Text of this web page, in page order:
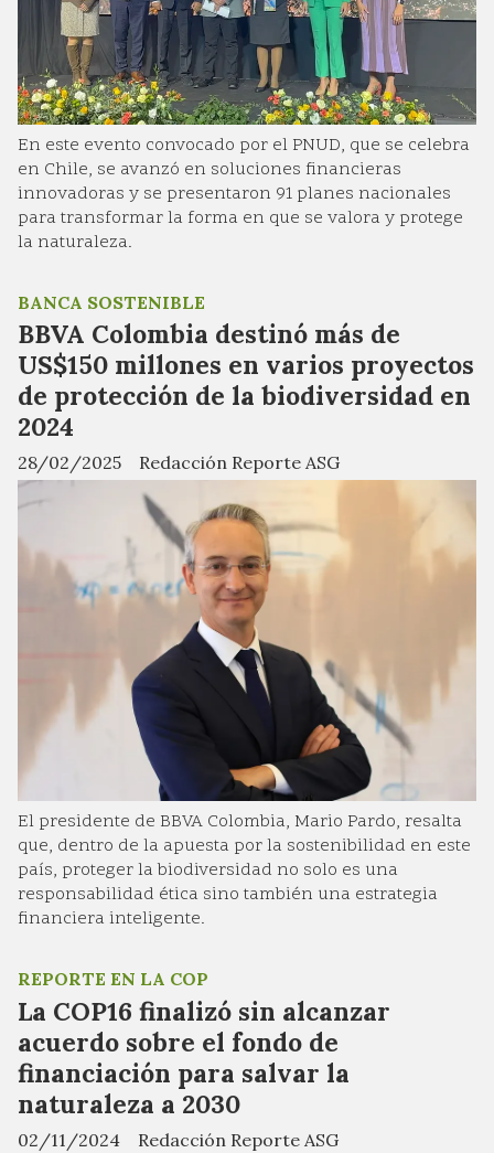
En este evento convocado por el PNUD, que se celebra
en Chile, se avanzó en soluciones financieras
innovadoras y se presentaron 91 planes nacionales
para transformar la forma en que se valora y protege
la naturaleza.
BBVA Colombia destinó más de
US$150 millones en varios proyectos
de protección de la biodiversidad en
2024
Redacción Reporte ASG
BANCA SOSTENIBLE
28/02/2025
El presidente de BBVA Colombia, Mario Pardo, resalta
que, dentro de la apuesta por la sostenibilidad en este
país, proteger la biodiversidad no solo es una
responsabilidad ética sino también una estrategia
financiera inteligente.
La COP16 finalizó sin alcanzar
acuerdo sobre el fondo de
financiación para salvar la
naturaleza a 2030
Redacción Reporte ASG
REPORTE EN LA COP
02/11/2024